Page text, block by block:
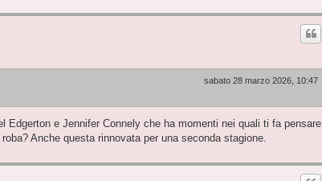
sabato 28 marzo 2026, 10:47
e Jennifer Connely che ha momenti nei quali ti fa pensare
Anche questa rinnovata per una seconda stagione.